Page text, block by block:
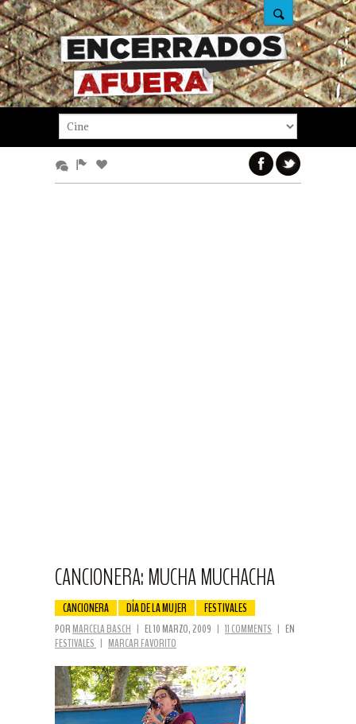
CANCIONERA: MUCHA MUCHACHA
CANCIONERA DÍA DE LA MUJER FESTIVALES
POR MARCELA BASCH | EL 10 MARZO, 2009 | 11 COMMENTS | EN
FESTIVALES | MARCAR FAVORITO